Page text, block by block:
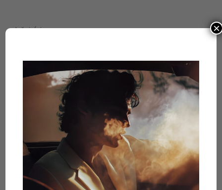
Inšpirácia
ingredienciách. Jeho meno znamená v galčine „priateľ
duše“, osoba, na ktorú sa človek môže obrátiť so
žiadosťou o radu do života a duchovné vedenie; našou
myšlienkou bolo vytvoriť vôňu, ktorá by spájala ľudí
napriek hraniciam a bariéram, pôvabne vyžarovala
estetické potešenie, emocionálnu blaženosť a jasnosť
mysle.
esu de parfum 50ml
×